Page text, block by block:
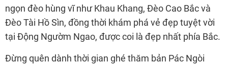
ngọn đèo hùng vĩ như Khau Khang, Đèo Cao Bắc và
Đèo Tài Hồ Sìn, đồng thời khám phá vẻ đẹp tuyệt vời
tại Động Ngườm Ngao, được coi là đẹp nhất phía Bắc.
Đừng quên dành thời gian ghé thăm bản Pác Ngòi